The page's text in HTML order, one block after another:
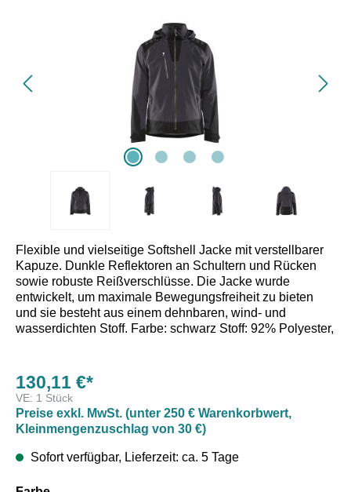
Flexible und vielseitige Softshell Jacke mit verstellbarer
Kapuze. Dunkle Reflektoren an Schultern und Rücken
sowie robuste Reißverschlüsse. Die Jacke wurde
entwickelt, um maximale Bewegungsfreiheit zu bieten
und sie besteht aus einem dehnbaren, wind- und
wasserdichten Stoff. Farbe: schwarz Stoff: 92% Polyester,
Materialien: Taschen: Brusttaschen mit Reißverschluss,
Vordertaschen mit Reißverschlüssen, Innentaschen
Funktionalität: 2-Wege-Stretch, Wind- &
wasserabweisendes Material, nicht verschweißte Nähte
Frontverschluss: Reißverschluss vorne mit Kinnschutz
Details: Metallknopf, Abnehmbare, verstellbare Kapuze
130,11 €*
VE: 1 Stück
Preise exkl. MwSt. (unter 250 € Warenkorbwert,
Kleinmengenzuschlag von 30 €)
Sofort verfügbar, Lieferzeit: ca. 5 Tage